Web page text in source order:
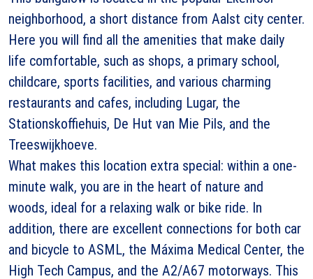
neighborhood, a short distance from Aalst city center.
Here you will find all the amenities that make daily
life comfortable, such as shops, a primary school,
childcare, sports facilities, and various charming
restaurants and cafes, including Lugar, the
Stationskoffiehuis, De Hut van Mie Pils, and the
Treeswijkhoeve.
What makes this location extra special: within a one-
minute walk, you are in the heart of nature and
woods, ideal for a relaxing walk or bike ride. In
addition, there are excellent connections for both car
and bicycle to ASML, the Máxima Medical Center, the
High Tech Campus, and the A2/A67 motorways. This